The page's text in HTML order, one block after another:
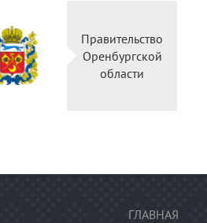
Правительство
Оренбургской
области
ГЛАВНАЯ